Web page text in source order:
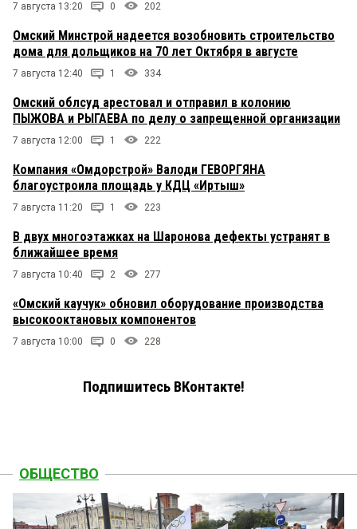
7 августа 13:20 0 202
Омский Минстрой надеется возобновить строительство
дома для дольщиков на 70 лет Октября в августе
7 августа 12:40 1 334
Омский облсуд арестовал и отправил в колонию
ПЫЖОВА и РЫГАЕВА по делу о запрещенной организации
7 августа 12:00 1 222
Компания «Омдорстрой» Валоди ГЕВОРГЯНА
благоустроила площадь у КДЦ «Иртыш»
7 августа 11:20 1 223
В двух многоэтажках на Шаронова дефекты устранят в
ближайшее время
7 августа 10:40 2 277
«Омский каучук» обновил оборудование производства
высокооктановых компонентов
7 августа 10:00 0 228
Подпишитесь ВКонтакте!
ОБЩЕСТВО